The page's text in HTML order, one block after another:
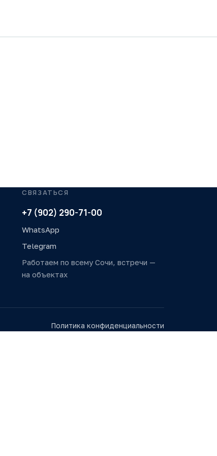
СВЯЗАТЬСЯ
+7 (902) 290-71-00
WhatsApp
Telegram
Работаем по всему Сочи, встречи —
на объектах
Политика конфиденциальности